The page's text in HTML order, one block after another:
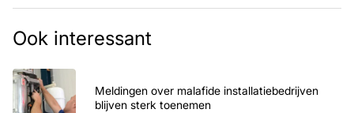
Ook interessant
Meldingen over malafide installatiebedrijven
blijven sterk toenemen